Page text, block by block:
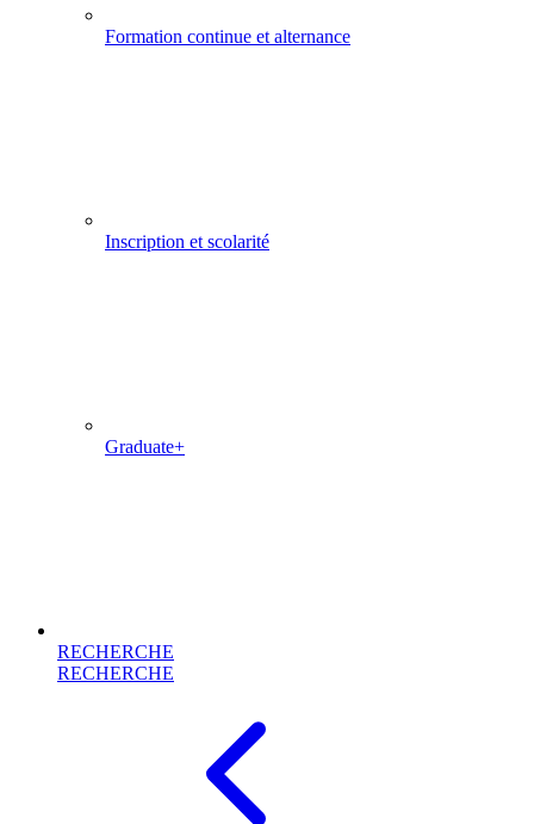
Formation continue et alternance
Inscription et scolarité
Graduate+
RECHERCHE
RECHERCHE